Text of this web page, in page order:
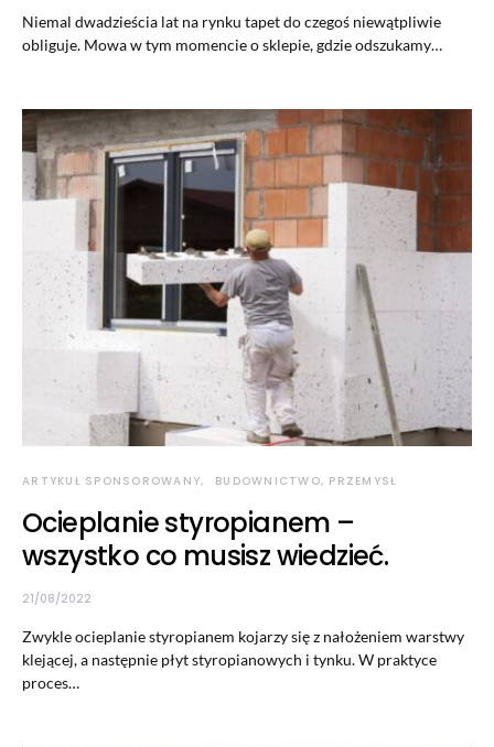
Niemal dwadzieścia lat na rynku tapet do czegoś niewątpliwie
obliguje. Mowa w tym momencie o sklepie, gdzie odszukamy…
ARTYKUŁ SPONSOROWANY BUDOWNICTWO, PRZEMYSŁ
Ocieplanie styropianem –
wszystko co musisz wiedzieć.
21/08/2022
Zwykle ocieplanie styropianem kojarzy się z nałożeniem warstwy
klejącej, a następnie płyt styropianowych i tynku. W praktyce
proces…